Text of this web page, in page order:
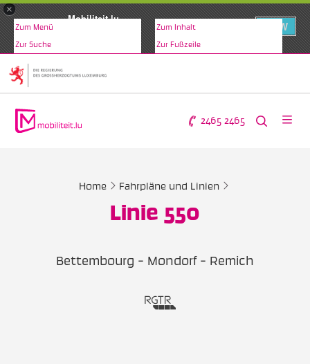
×
Mobiliteit.lu
VIEW
Zum Menü Zum Inhalt
Zur Suche Zur Fußzeile
2465 2465
Home Fahrpläne und Linien
Linie 550
Bettembourg - Mondorf - Remich